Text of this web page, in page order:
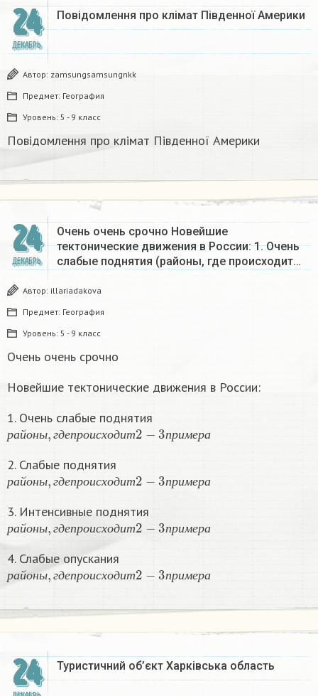
24
ДЕКАБРЬ
Повідомлення про клімат Південної Америки
Автор: zamsungsamsungnkk
Предмет: География
Уровень: 5 - 9 класс
Повідомлення про клімат Південної Америки
24
ДЕКАБРЬ
Очень очень срочно Новейшие
тектонические движения в России: 1. Очень
слабые поднятия (районы, где происходит…
Автор: illariadakova
Предмет: География
Уровень: 5 - 9 класс
Очень очень срочно
Новейшие тектонические движения в России:
1. Очень слабые поднятия
р а й о н ы г депр о исх о д ит п р име р а
ра йоны,г депрои сходи т2− 3п
2. Слабые поднятия
р а й о н ы г депр о исх о д ит п р име р а
ра йоны,гдепрои схо т 3п
3. Интенсивные поднятия
р а й о н ы г депр о исх о д ит п р име р а
ра йо ны,гдепро исходит2 3п
4. Слабые опускания
р а й о н ы г депр о исх о д ит п р име р а
ра йоны,гдепроисхо т 3п
24 Туристичний об’єкт Харківська область